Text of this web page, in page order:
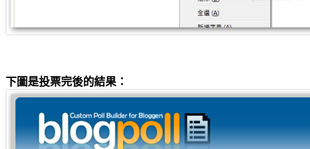
下圖是投票完後的結果：